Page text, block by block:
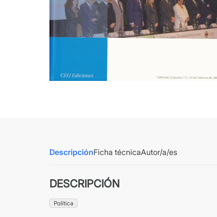
DescripciónFicha técnicaAutor/a/es
DESCRIPCIÓN
Política